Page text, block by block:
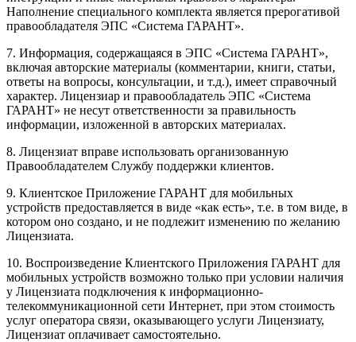
Наполнение специального комплекта является прерогативой
правообладателя ЭПС «Система ГАРАНТ».
7. Информация, содержащаяся в ЭПС «Система ГАРАНТ»,
включая авторские материалы (комментарии, книги, статьи,
ответы на вопросы, консультации, и т.д.), имеет справочный
характер. Лицензиар и правообладатель ЭПС «Система
ГАРАНТ» не несут ответственности за правильность
информации, изложенной в авторских материалах.
8. Лицензиат вправе использовать организованную
Правообладателем Службу поддержки клиентов.
9. Клиентское Приложение ГАРАНТ для мобильных
устройств предоставляется в виде «как есть», т.е. в том виде, в
котором оно создано, и не подлежит изменению по желанию
Лицензиата.
10. Воспроизведение Клиентского Приложения ГАРАНТ для
мобильных устройств возможно только при условии наличия
у Лицензиата подключения к информационно-
телекоммуникационной сети Интернет, при этом стоимость
услуг оператора связи, оказывающего услуги Лицензиату,
Лицензиат оплачивает самостоятельно.